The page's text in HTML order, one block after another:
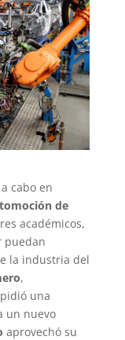
cabo en
de
académicos,
puedan
la industria del
,
una
un nuevo
aprovechó su